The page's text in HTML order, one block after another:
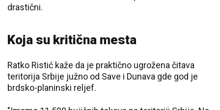
drastični.
Koja su kritična mesta
Ratko Ristić kaže da je praktično ugrožena čitava
teritorija Srbije južno od Save i Dunava gde god je
brdsko-planinski reljef.